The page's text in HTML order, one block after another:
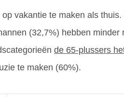
vakantie te maken als
(32,7%) hebben minder
de 65-plussers
te maken (60%).